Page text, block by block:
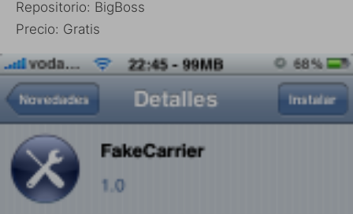
Repositorio: BigBoss
Precio: Gratis